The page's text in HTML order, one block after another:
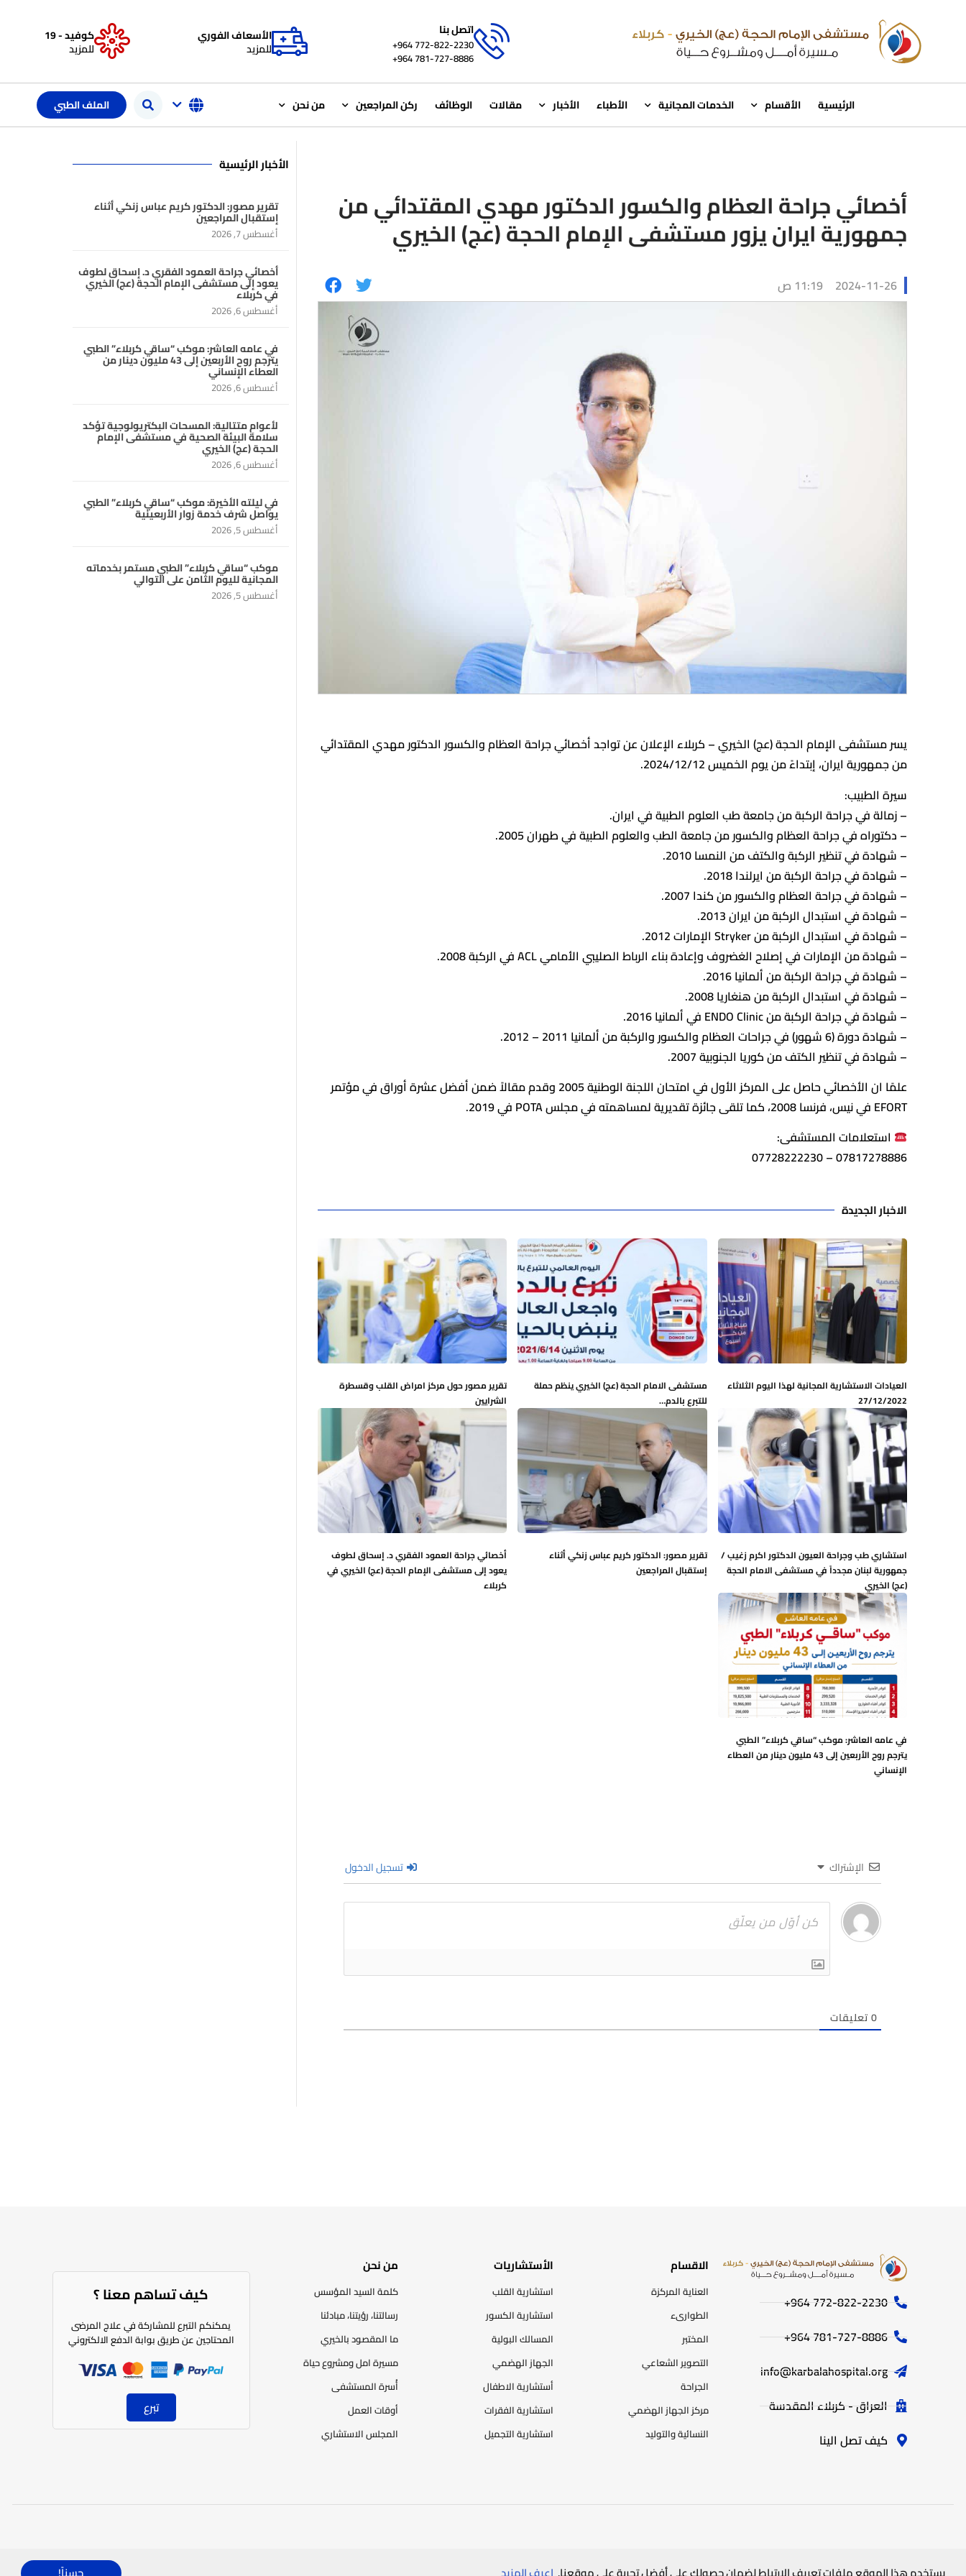
اتصل بنا
772-822-2230‏ 964+
781-727-8886 964+
الأسعاف الفوري
للمزيد
كوفيد - 19
للمزيد
الرئيسية الأقسام الخدمات المجانية الأطباء الأخبار مقالات الوظائف ركن المراجعين من نحن الملف الطبي
أخصائي جراحة العظام والكسور الدكتور مهدي المقتدائي من
جمهورية ايران يزور مستشفى الإمام الحجة (عج) الخيري
2024-11-26 11:19 ص
يسر مستشفى الإمام الحجة (عج) الخيري – كربلاء الإعلان عن تواجد أخصائي جراحة العظام والكسور الدكتور مهدي المقتدائي
من جمهورية ايران، إبتداءً من يوم الخميس 2024/12/12.
سيرة الطبيب:
– زمالة في جراحة الركبة من جامعة طب العلوم الطبية في ايران.
– دكتوراه في جراحة العظام والكسور من جامعة الطب والعلوم الطبية في طهران 2005.
– شهادة في تنظير الركبة والكتف من النمسا 2010.
– شهادة في جراحة الركبة من ايرلندا 2018.
– شهادة في جراحة العظام والكسور من كندا 2007.
– شهادة في استبدال الركبة من ايران 2013.
– شهادة في استبدال الركبة من Stryker الإمارات 2012.
– شهادة من الإمارات في إصلاح الغضروف وإعادة بناء الرباط الصليبي الأمامي ACL في الركبة 2008.
– شهادة في جراحة الركبة من ألمانيا 2016.
– شهادة في استبدال الركبة من هنغاريا 2008.
– شهادة في جراحة الركبة من ENDO Clinic في ألمانيا 2016.
– شهادة دورة (6 شهور) في جراحات العظام والكسور والركبة من ألمانيا 2011 – 2012.
– شهادة في تنظير الكتف من كوريا الجنوبية 2007.
علمًا ان الأخصائي حاصل على المركز الأول في امتحان اللجنة الوطنية 2005 وقدم مقالاً ضمن أفضل عشرة أوراق في مؤتمر
EFORT في نيس، فرنسا 2008، كما تلقى جائزة تقديرية لمساهمته في مجلس POTA في 2019.
استعلامات المستشفى:
07817278886 – 07728222230
الاخبار الجديدة
العيادات الاستشارية المجانية لهذا اليوم الثلاثاء
27/12/2022
مستشفى الامام الحجة (عج) الخيري ينظم حملة
للتبرع بالدم…
تقرير مصور حول مركز امراض القلب وقسطرة
الشرايين
استشاري طب وجراحة العيون الدكتور اكرم زغيب /
جمهورية لبنان مجدداً في مستشفى الامام الحجة
(عج) الخيري
تقرير مصور: الدكتور كريم عباس زنكي أثناء
إستقبال المراجعين
أخصائي جراحة العمود الفقري د. إسحاق لطوف
يعود إلى مستشفى الإمام الحجة (عج) الخيري في
كربلاء
في عامه العاشر: موكب “ساقي كربلاء” الطبي
يترجم روح الأربعين إلى 43 مليون دينار من العطاء
الإنساني
الإشتراك تسجيل الدخول
0تعليقات
الأخبار الرئيسية
تقرير مصور: الدكتور كريم عباس زنكي أثناء
إستقبال المراجعين
أغسطس 7, 2026
أخصائي جراحة العمود الفقري د. إسحاق لطوف
يعود إلى مستشفى الإمام الحجة (عج) الخيري
في كربلاء
أغسطس 6, 2026
في عامه العاشر: موكب “ساقي كربلاء” الطبي
يترجم روح الأربعين إلى 43 مليون دينار من
العطاء الإنساني
أغسطس 6, 2026
لأعوامٍ متتالية: المسحات البكتريولوجية تؤكد
سلامة البيئة الصحية في مستشفى الإمام
الحجة (عج) الخيري
أغسطس 6, 2026
في ليلته الأخيرة: موكب “ساقي كربلاء” الطبي
يواصل شرف خدمة زوار الأربعينية
أغسطس 5, 2026
موكب “ساقي كربلاء” الطبي مستمر بخدماته
المجانية لليوم الثامن على التوالي
أغسطس 5, 2026
772-822-2230‏ 964+
781-727-8886 964+
info@karbalahospital.org
العراق - كربلاء المقدسة
كيف تصل الينا
الاقسام
العناية المركزة
الطوارىء
المختبر
التصوير الشعاعي
الجراحة
مركز الجهاز الهضمي
النسائية والتوليد
الأستشاريات
استشارية القلب
استشارية الكسور
المسالك البولية
الجهاز الهضمي
أستشارية الاطفال
استشارية الفقرات
استشارية التجميل
من نحن
كلمة السيد المؤسس
رسالتنا، رؤيتنا، مبادئنا
ما المقصود بالخيري
مسيرة امل ومشروع حياة
أُسرة المستشفى
أوقات العمل
المجلس الاستشاري
كيف تساهم معنا ؟​
يمكنكم التبرع للمشاركة في علاج المرضى
المحتاجين عن طريق بوابة الدفع الالكتروني
تبرع
© 2025 العربية